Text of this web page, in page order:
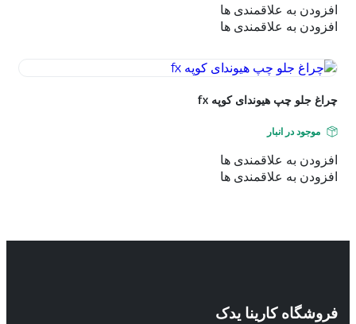
افزودن به علاقمندی ها
افزودن به علاقمندی ها
چراغ جلو چپ هیوندای کوپه fx
موجود در انبار
افزودن به علاقمندی ها
افزودن به علاقمندی ها
فروشگاه کارینا یدک